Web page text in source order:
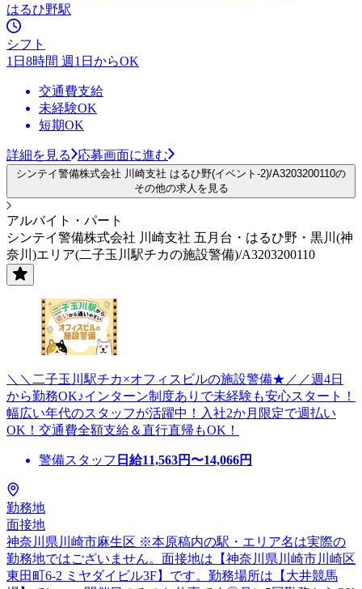
はるひ野駅
シフト
1日8時間 週1日からOK
交通費支給
未経験OK
短期OK
詳細を見る 応募画面に進む
シンテイ警備株式会社 川崎支社 はるひ野(イベント-2)/A3203200110の
その他の求人を見る
アルバイト・パート
シンテイ警備株式会社 川崎支社 五月台・はるひ野・黒川(神
奈川)エリア(二子玉川駅チカの施設警備)/A3203200110
＼＼二子玉川駅チカ×オフィスビルの施設警備★／／週4日
から勤務OK♪インターン制度ありで未経験も安心スタート！
幅広い年代のスタッフが活躍中！入社2か月限定で週払い
OK！交通費全額支給＆直行直帰もOK！
警備スタッフ 日給11,563円〜14,066円
勤務地
面接地
神奈川県川崎市麻生区 ※本原稿内の駅・エリア名は実際の
勤務地ではございません。面接地は【神奈川県川崎市川崎区
東田町6-2 ミヤダイビル3F】です。勤務場所は【大井競馬